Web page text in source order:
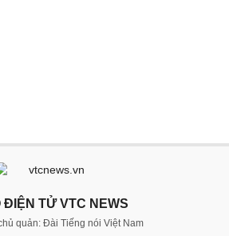
ĐIỆN TỬ VTC NEWS
quản: Đài Tiếng nói Việt Nam